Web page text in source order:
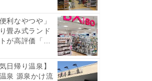
利なやつや」
畳み式ランド
が高評価「使
日帰り温泉】
泉 源泉かけ流